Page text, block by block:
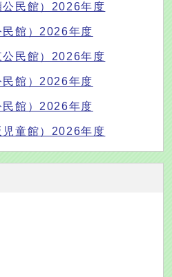
民館）2026年度
館）2026年度
民館）2026年度
館）2026年度
館）2026年度
童館）2026年度